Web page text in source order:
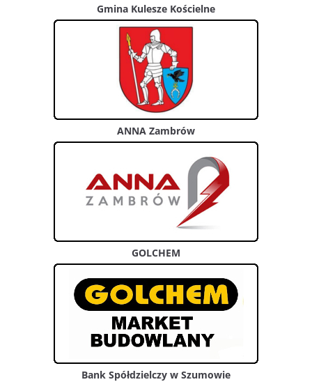
Gmina Kulesze Kościelne
ANNA Zambrów
GOLCHEM
Bank Spółdzielczy w Szumowie